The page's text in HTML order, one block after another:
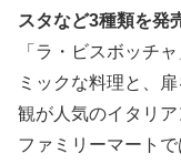
スタなど3種類を発
「ラ・ビスボッチ
ミックな料理と、
観が人気のイタリア
ファミリーマート